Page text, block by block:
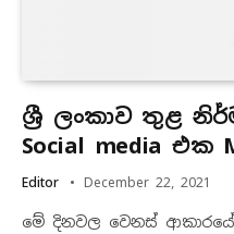
ශ්‍රී ලංකාව තුළ
Social media එක
Editor December 22, 2021
මේ දිනවල වෙනස්